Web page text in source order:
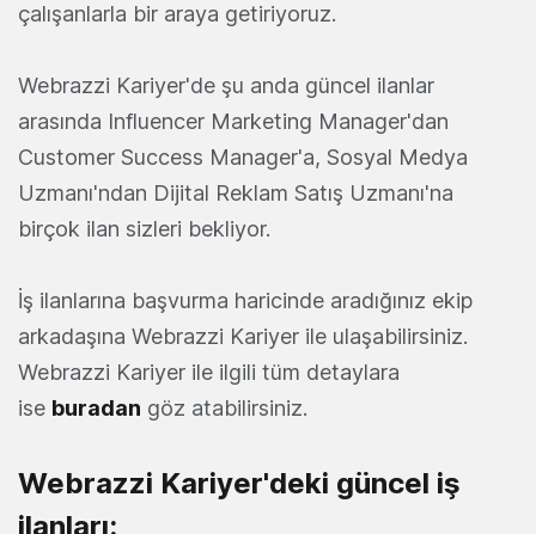
çalışanlarla bir araya getiriyoruz.
Webrazzi Kariyer'de şu anda güncel ilanlar
arasında Influencer Marketing Manager'dan
Customer Success Manager'a, Sosyal Medya
Uzmanı'ndan Dijital Reklam Satış Uzmanı'na
birçok ilan sizleri bekliyor.
İş ilanlarına başvurma haricinde aradığınız ekip
arkadaşına Webrazzi Kariyer ile ulaşabilirsiniz.
Webrazzi Kariyer ile ilgili tüm detaylara
ise buradan göz atabilirsiniz.
Webrazzi Kariyer'deki güncel iş
ilanları: